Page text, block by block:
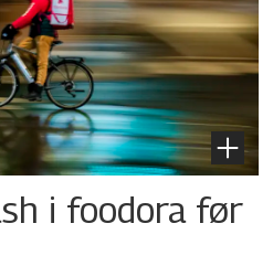
i foodora før